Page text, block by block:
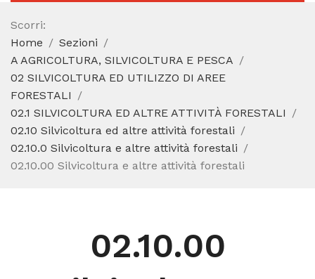
AGGIORNAMENTO 2025
SEZIONI
CODICE ATECO A COSA SERVE
REGIME FORFETTARIO
CODICE FISCALE
Scorri:
Home
Sezioni
A AGRICOLTURA, SILVICOLTURA E PESCA
02 SILVICOLTURA ED UTILIZZO DI AREE
FORESTALI
02.1 SILVICOLTURA ED ALTRE ATTIVITÀ FORESTALI
02.10 Silvicoltura ed altre attività forestali
02.10.0 Silvicoltura e altre attività forestali
02.10.00 Silvicoltura e altre attività forestali
02.10.00